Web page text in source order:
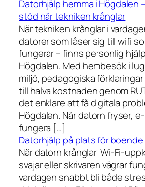
Datorhjälp hemma i Högdalen
stöd när tekniken krånglar
När tekniken krånglar i
datorer som låser sig till wifi
fungerar – finns personlig
Högdalen. Med hembesök i
miljö, pedagogiska
till halva kostnaden genom
det enklare att få digitala
Högdalen. När datorn fryser,
fungera […]
Datorhjälp på plats för boende
När datorn krånglar, Wi-Fi-
svajar eller skrivaren vägrar
vardagen snabbt bli både